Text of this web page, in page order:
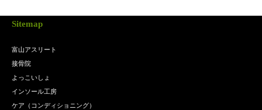
Sitemap
富山アスリート
接骨院
よっこいしょ
インソール工房
ケア（コンディショニング）